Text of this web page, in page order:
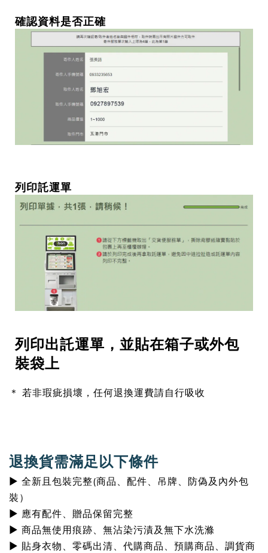
確認資料是否正確
列印託運單
列印出託運單，並貼在箱子或外包
裝袋上
＊ 若非瑕疵損壞，任何退換運費請自行吸收
退換貨需滿足以下條件
▶ 全新且包裝完整(商品、配件、吊牌、防偽及內外包
裝）
▶ 應有配件、贈品保留完整
▶ 商品無使用痕跡、無沾染污漬及無下水洗滌
▶ 貼身衣物、零碼出清、代購商品、預購商品、調貨商